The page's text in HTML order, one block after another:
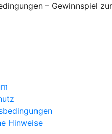
– Gewinnspiel
Hinweise